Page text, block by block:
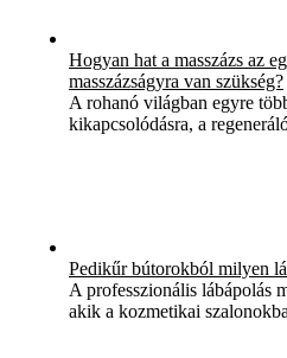
Hogyan hat a masszázs az
masszázságyra van szükség?
A rohanó világban egyre
kikapcsolódásra, a
Pedikűr bútorokból milyen
A professzionális lábápolás
akik a kozmetikai